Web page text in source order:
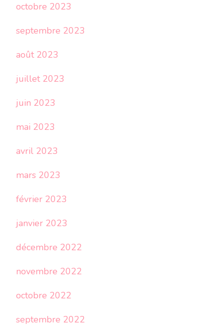
octobre 2023
septembre 2023
août 2023
juillet 2023
juin 2023
mai 2023
avril 2023
mars 2023
février 2023
janvier 2023
décembre 2022
novembre 2022
octobre 2022
septembre 2022